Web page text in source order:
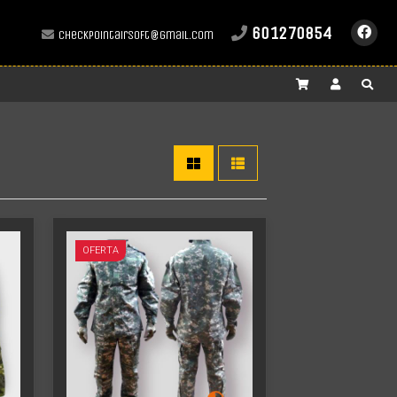
checkpointairsoft@gmail.com 601270854
OFERTA